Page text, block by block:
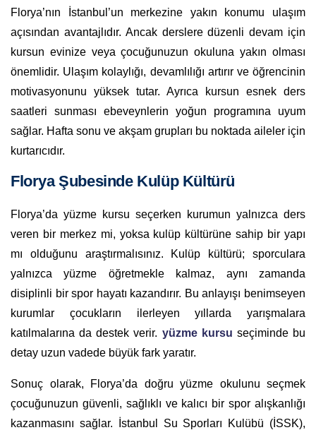
Florya’nın İstanbul’un merkezine yakın konumu ulaşım
açısından avantajlıdır. Ancak derslere düzenli devam için
kursun evinize veya çocuğunuzun okuluna yakın olması
önemlidir. Ulaşım kolaylığı, devamlılığı artırır ve öğrencinin
motivasyonunu yüksek tutar. Ayrıca kursun esnek ders
saatleri sunması ebeveynlerin yoğun programına uyum
sağlar. Hafta sonu ve akşam grupları bu noktada aileler için
kurtarıcıdır.
Florya Şubesinde Kulüp Kültürü
Florya’da yüzme kursu seçerken kurumun yalnızca ders
veren bir merkez mi, yoksa kulüp kültürüne sahip bir yapı
mı olduğunu araştırmalısınız. Kulüp kültürü; sporculara
yalnızca yüzme öğretmekle kalmaz, aynı zamanda
disiplinli bir spor hayatı kazandırır. Bu anlayışı benimseyen
kurumlar çocukların ilerleyen yıllarda yarışmalara
katılmalarına da destek verir. yüzme kursu seçiminde bu
detay uzun vadede büyük fark yaratır.
Sonuç olarak, Florya’da doğru yüzme okulunu seçmek
çocuğunuzun güvenli, sağlıklı ve kalıcı bir spor alışkanlığı
kazanmasını sağlar. İstanbul Su Sporları Kulübü (İSSK),